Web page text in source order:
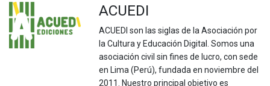
ACUEDI
ACUEDI son las siglas de la Asociación por
la Cultura y Educación Digital. Somos una
asociación civil sin fines de lucro, con sede
en Lima (Perú), fundada en noviembre del
2011. Nuestro principal objetivo es